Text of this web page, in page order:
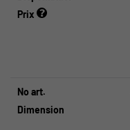
Prix
No art.
Dimension